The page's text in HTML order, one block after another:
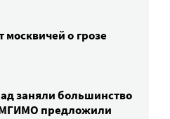
о грозе
заняли большинство
предложили